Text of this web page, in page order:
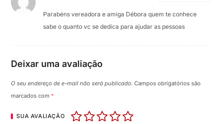
Parabéns vereadora e amiga Débora quem te conhece
sabe o quanto vc se dedica para ajudar as pessoas
Deixar uma avaliação
O seu endereço de e-mail não será publicado. Campos obrigatórios são
marcados com*
SUA AVALIAÇÃO